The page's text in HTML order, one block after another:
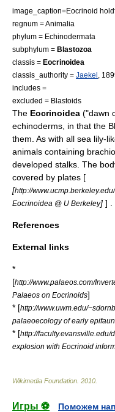
image_caption=Eocrinoid
regnum =Animalia
phylum = Echinodermata
subphylum = Blastozoa
classis = Eocrinoidea
classis_authority = Jaekel ,
includes =
excluded = Blastoids
The Eocrinoidea ("dawn
echinoderms, in that the
them. As with all sea lily-
animals containing
developed stalks. The
covered by plates [
[http://
Eocrinoidea @ U Berkeley] ] .
References
External links
*
[http://www.palaeos.com/
Palaeos on Eocrinoids]
* [http://www.uwm.edu/
palaeoecology of early
* [http://faculty.evansville.edu/
explosion with Eocrinoid
Wikimedia Foundation 2010
Игры ⚽ Поможем